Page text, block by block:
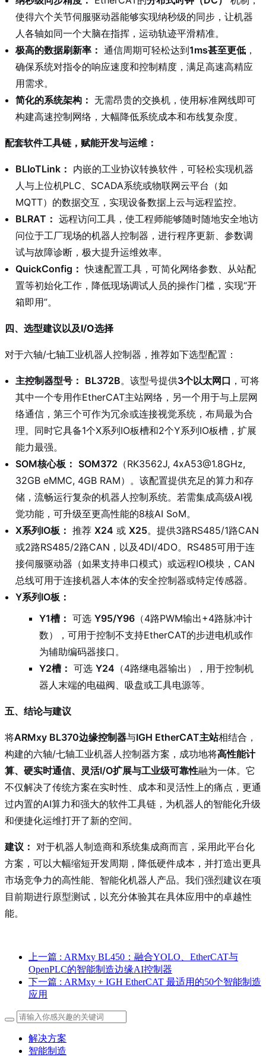
使得六个关节伺服驱动器能够实现纳秒级的同步，让机器
人各轴如同一个大脑在指挥，运动轨迹平滑精准。
极高的数据刷新率： 通信周期可轻松达到1ms甚至更低 ，
确保系统对指令的响应速度和控制精度，满足高速高精应
用需求。
简化的系统架构： 无需昂贵的交换机，使用标准网线即可
构建高速控制网络，大幅降低系统成本和布线复杂度。
配套软件工具链，赋能开发与运维：
BLIoTLink： 内嵌的工业协议转换软件，可轻松实现机器
人与上位机PLC、SCADA系统或物联网云平台（如
MQTT）的数据交互，实现设备数据上云与远程监控。
BLRAT： 远程访问工具，使工程师能够随时随地安全地访
问位于工厂现场的机器人控制器，进行程序更新、参数调
试与故障诊断，极大提升运维效率。
QuickConfig： 快速配置工具，可简化网络参数、从站配
置等初始化工作，降低现场调试人员的操作门槛，实现“开
箱即用”。
四、选型建议以及I/O选择
对于六轴/七轴工业机器人控制器，推荐如下选型配置：
主控制器型号： BL372B。该型号提供3个以太网口 ，可将
其中一个专用作EtherCAT主站网络，另一个用于与上层网
络通信，第三个可作为冗余或连接视觉系统，布局最为合
理。同时它具备1个X系列IO板槽和2个Y系列IO板槽，扩展
能力最强。
SOM核心板： SOM372 （RK3562J, 4xA53@1.8GHz,
32GB eMMC, 4GB RAM）。该配置提供充足的算力和存
储，流畅运行复杂的机器人控制系统。若需集成高级AI视
觉功能，可升级至更高性能的8核AI SoM。
X系列IO板： 推荐 X24 或 X25。提供3路RS485/1路CAN
或2路RS485/2路CAN，以及4DI/4DO。RS485可用于连
接伺服驱动器（如果支持串口模式）或远程IO模块，CAN
总线可用于连接机器人本体的安全控制器或特定传感器。
Y系列IO板：
Y1槽： 可选 Y95/Y96 （4路PWM输出+4路脉冲计
数），可用于控制不支持EtherCAT的步进电机或作
为辅助编码器接口。
Y2槽： 可选 Y24 （4路继电器输出），用于控制机
器人末端的电磁阀、吸盘或工具电源等。
五、结论与建议
将ARMxy BL370边缘控制器与IGH EtherCAT主站相结合，
构建的六轴/七轴工业机器人控制器方案，成功地将高性能计
算、硬实时通信、灵活I/O扩展与工业级可靠性融为一体。它
不仅解决了传统方案在实时性、成本和灵活性上的痛点，更通
过内置的AI算力和强大的软件工具链，为机器人的智能化升级
和便捷化运维打开了新的空间。
建议： 对于机器人制造商和系统集成商而言，采用此平台化
方案，可以大幅缩短开发周期，降低硬件成本，并打造出更具
市场竞争力的高性能、智能化机器人产品。我们强烈建议在项
目前期进行原型测试，以充分体验其在具体应用中的卓越性
能。
上一篇 : ARMxy BL450：融合YOLO、EtherCAT与
OpenPLC的智能制造边缘AI控制器
下一篇 : ARMxy + IGH EtherCAT 最适用的50个智能制造
应用
解决方案
智能制造